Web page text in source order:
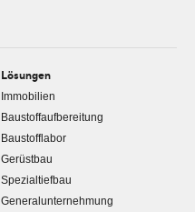
Lösungen
Immobilien
Baustoffaufbereitung
Baustofflabor
Gerüstbau
Spezialtiefbau
Generalunternehmung